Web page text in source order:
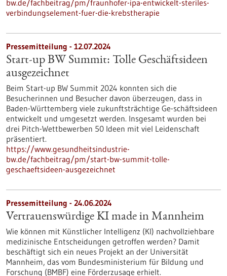
bw.de/fachbeitrag/pm/fraunhofer-ipa-entwickelt-steriles-
verbindungselement-fuer-die-krebstherapie
Pressemitteilung - 12.07.2024
Start-up BW Summit: Tolle Geschäftsideen
ausgezeichnet
Beim Start-up BW Summit 2024 konnten sich die
Besucherinnen und Besucher davon überzeugen, dass in
Baden-Württemberg viele zukunftsträchtige Ge-schäftsideen
entwickelt und umgesetzt werden. Insgesamt wurden bei
drei Pitch-Wettbewerben 50 Ideen mit viel Leidenschaft
präsentiert.
https://www.gesundheitsindustrie-
bw.de/fachbeitrag/pm/start-bw-summit-tolle-
geschaeftsideen-ausgezeichnet
Pressemitteilung - 24.06.2024
Vertrauenswürdige KI made in Mannheim
Wie können mit Künstlicher Intelligenz (KI) nachvollziehbare
medizinische Entscheidungen getroffen werden? Damit
beschäftigt sich ein neues Projekt an der Universität
Mannheim, das vom Bundes­ministerium für Bildung und
Forschung (BMBF) eine Förderzusage erhielt.